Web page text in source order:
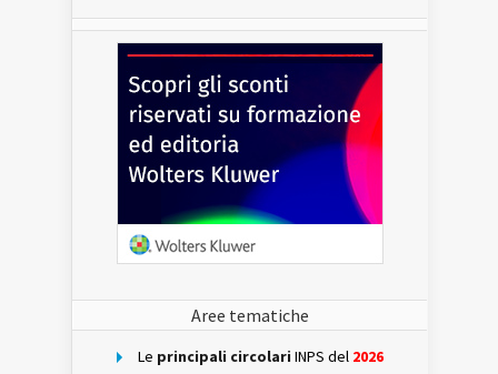
Aree tematiche
Le principali circolari INPS del 2026